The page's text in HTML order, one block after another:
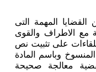
المهمة التى
مع الاطراف والقوى
على تثبيت نص
وباسم المادة
معالجة صحيحة